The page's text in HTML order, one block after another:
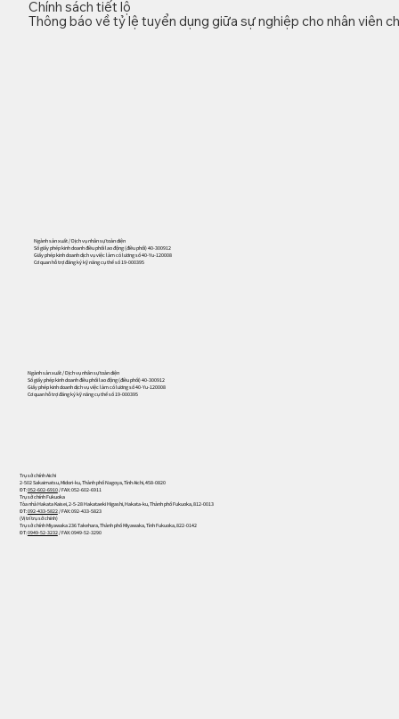
Chính sách tiết lộ
Thông báo về tỷ lệ tuyển dụng giữa sự nghiệp cho nhân viên
Ngành sản xuất / Dịch vụ nhân sự toàn diện
Số giấy phép kinh doanh điều phối lao động (điều phối) 40-300912
Giấy phép kinh doanh dịch vụ việc làm có lương số 40-Yu-120008
Cơ quan hỗ trợ đăng ký kỹ năng cụ thể số 19-000395
Ngành sản xuất / Dịch vụ nhân sự toàn diện
Số giấy phép kinh doanh điều phối lao động (điều phối) 40-300912
Giấy phép kinh doanh dịch vụ việc làm có lương số 40-Yu-120008
Cơ quan hỗ trợ đăng ký kỹ năng cụ thể số 19-000395
Trụ sở chính Aichi
2-502 Sakaimatsu, Midori-ku, Thành phố Nagoya, Tỉnh Aichi, 458-0820
ĐT:052-602-6910/ FAX: 052-602-6911
Trụ sở chính Fukuoka
Tòa nhà Hakata Kaisei, 2-5-28 Hakataeki Higashi, Hakata-ku, Thành phố Fukuoka, 812-0013
ĐT:092-433-5822/ FAX: 092-433-5823
(Vị trí trụ sở chính)
Trụ sở chính Miyawaka 236 Takehara, Thành phố Miyawaka, Tỉnh Fukuoka, 822-0142
ĐT:0949-52-3232/ FAX: 0949-52-3290